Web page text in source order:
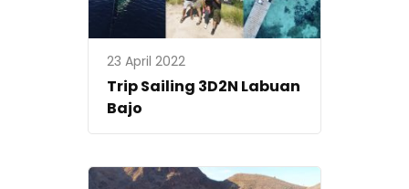
23 April 2022
Trip Sailing 3D2N Labuan
Bajo